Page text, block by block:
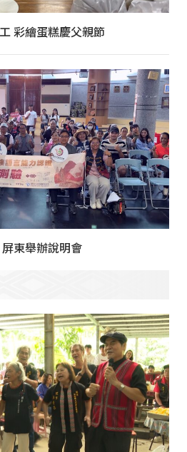
彩繪蛋糕慶父親節
東舉辦說明會